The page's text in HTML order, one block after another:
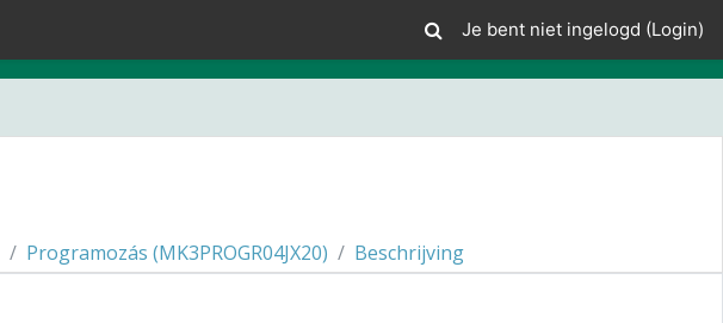
Je bent niet ingelogd (Login)
Programozás (MK3PROGR04JX20) Beschrijving